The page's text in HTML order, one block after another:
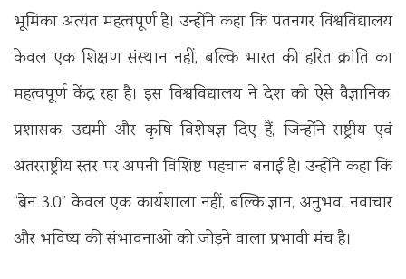
भूमिका अत्यंत महत्वपूर्ण है। उन्होंने कहा कि पंतनगर विश्वविद्यालय
केवल एक शिक्षण संस्थान नहीं, बल्कि भारत की हरित क्रांति का
महत्वपूर्ण केंद्र रहा है। इस विश्वविद्यालय ने देश को ऐसे वैज्ञानिक,
प्रशासक, उद्यमी और कृषि विशेषज्ञ दिए हैं, जिन्होंने राष्ट्रीय एवं
अंतरराष्ट्रीय स्तर पर अपनी विशिष्ट पहचान बनाई है। उन्होंने कहा कि
“ब्रेन 3.0” केवल एक कार्यशाला नहीं, बल्कि ज्ञान, अनुभव, नवाचार
और भविष्य की संभावनाओं को जोड़ने वाला प्रभावी मंच है।